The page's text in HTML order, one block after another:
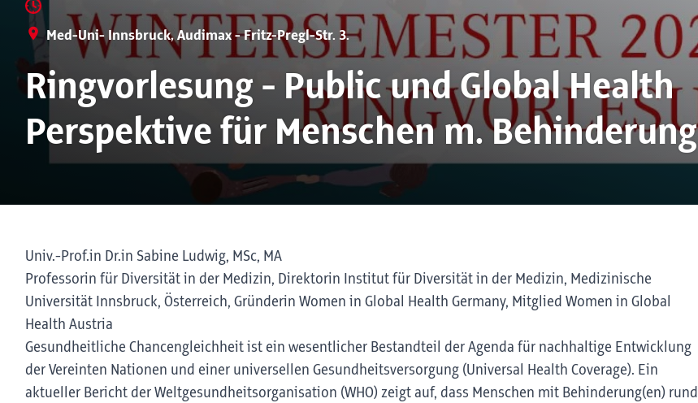
Med-Uni- Innsbruck, Audimax - Fritz-Pregl-Str. 3.
Ringvorlesung - Public und Global Health
Perspektive für Menschen m. Behinderung
Univ.-Prof.in Dr.in Sabine Ludwig, MSc, MA
Professorin für Diversität in der Medizin, Direktorin Institut für Diversität in der Medizin, Medizinische
Universität Innsbruck, Österreich, Gründerin Women in Global Health Germany, Mitglied Women in Global
Health Austria
Gesundheitliche Chancengleichheit ist ein wesentlicher Bestandteil der Agenda für nachhaltige Entwicklung
der Vereinten Nationen und einer universellen Gesundheitsversorgung (Universal Health Coverage). Ein
aktueller Bericht der Weltgesundheitsorganisation (WHO) zeigt auf, dass Menschen mit Behinderung(en) rund